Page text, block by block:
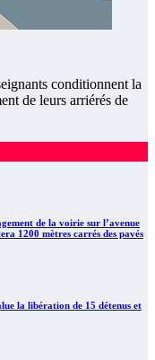
conditionnent la
de leurs arriérés de
de la voirie sur l’avenue
1200 mètres carrés des pavés
la libération de 15 détenus et